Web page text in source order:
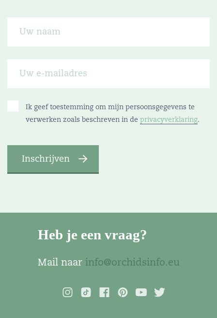
Ik geef toestemming om mijn persoonsgegevens te
verwerken zoals beschreven in de privacyverklaring.
Heb je een vraag?
Mail naar info@orchidsinfo.eu